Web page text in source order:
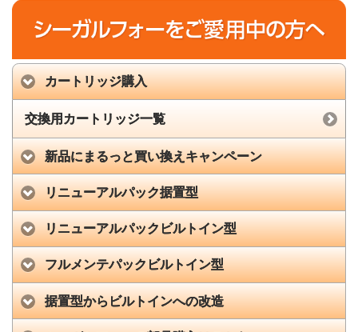
カートリッジ購入
交換用カートリッジ一覧
新品にまるっと買い換えキャンペーン
リニューアルパック据置型
リニューアルパックビルトイン型
フルメンテパックビルトイン型
据置型からビルトインへの改造